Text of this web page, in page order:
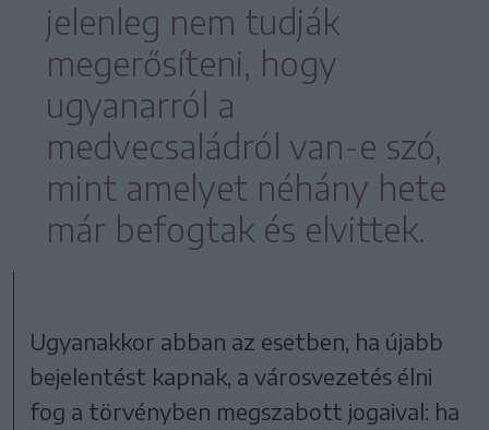
jelenleg nem tudják
megerősíteni, hogy
ugyanarról a
medvecsaládról van-e szó,
mint amelyet néhány hete
már befogtak és elvittek.
Ugyanakkor abban az esetben, ha újabb
bejelentést kapnak, a városvezetés élni
fog a törvényben megszabott jogaival: ha